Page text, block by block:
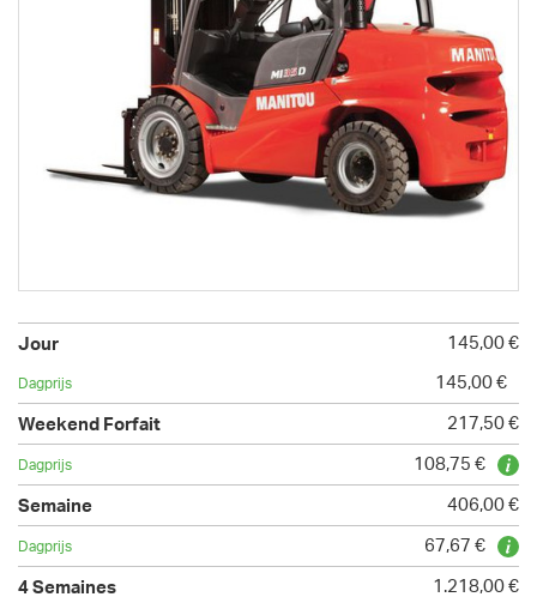
145,00 €
145,00 €
217,50 €
108,75 €
406,00 €
67,67 €
1.218,00 €